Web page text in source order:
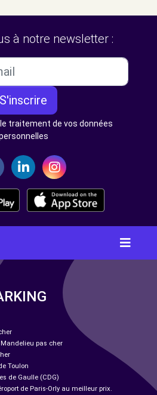
à notre newsletter :
S'inscrire
traitement de vos données
pas cher
Toulon
de Gaulle (CDG)
de Paris-Orly au meilleur prix.